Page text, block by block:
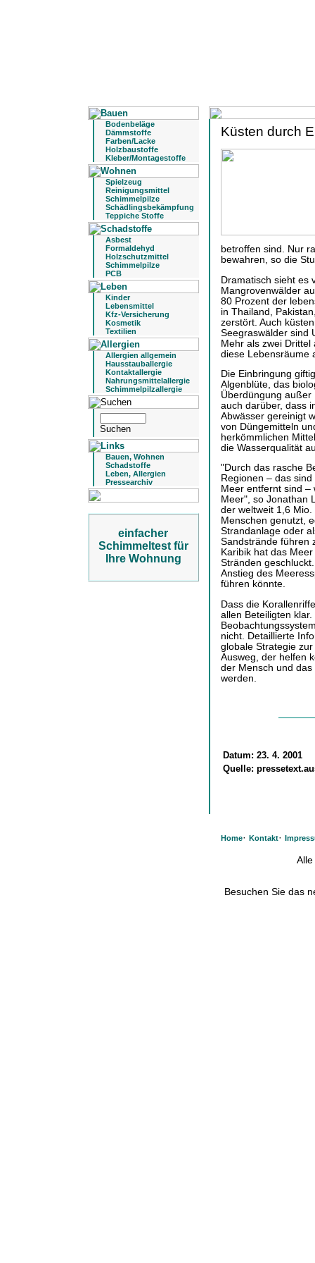
Bodenbeläge
Dämmstoffe
Farben/Lacke
Holzbaustoffe
Kleber/Montagestoffe
Spielzeug
Reinigungsmittel
Schimmelpilze
Schädlingsbekämpfung
Teppiche Stoffe
Asbest
Formaldehyd
Holzschutzmittel
Schimmelpilze
PCB
Kinder
Lebensmittel
Kfz-Versicherung
Kosmetik
Textilien
Allergien allgemein
Hausstauballergie
Kontaktallergie
Nahrungsmittelallergie
Schimmelpilzallergie
Bauen, Wohnen
Schadstoffe
Leben, Allergien
Pressearchiv
einfacher
Schimmeltest für
Ihre Wohnung
Küsten durch
betroffen sind. Nur
bewahren, so die
Dramatisch sieht es
Mangrovenwälder
80 Prozent der
in Thailand,
zerstört. Auch
Seegraswälder sind
Mehr als zwei
diese Lebensräume
Die Einbringung
Algenblüte, das
Überdüngung außer
auch darüber, dass
Abwässer gereinigt
von Düngemitteln
herkömmlichen
die Wasserqualität
"Durch das rasche
Regionen – das
Meer entfernt sind –
Meer", so Jonathan
der weltweit 1,6
Menschen genutzt,
Strandanlage oder
Sandstrände führen
Karibik hat das
Stränden
Anstieg des
führen könnte.
Dass die
allen Beteiligten
nicht. Detaillierte
globale Strategie
Ausweg, der helfen
der Mensch und
werden.
Datum: 23. 4. 2001
Quelle:
Home· Kontakt·
Besuchen Sie das